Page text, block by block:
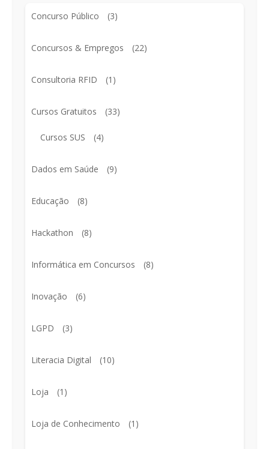
Concurso Público (3)
Concursos & Empregos (22)
Consultoria RFID (1)
Cursos Gratuitos (33)
Cursos SUS (4)
Dados em Saúde (9)
Educação (8)
Hackathon (8)
Informática em Concursos (8)
Inovação (6)
LGPD (3)
Literacia Digital (10)
Loja (1)
Loja de Conhecimento (1)